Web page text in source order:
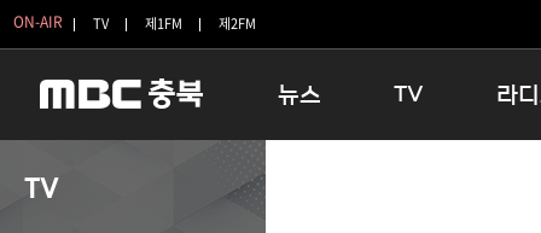
ON-AIR TV 제1FM 제2FM
뉴스 TV 라
TV